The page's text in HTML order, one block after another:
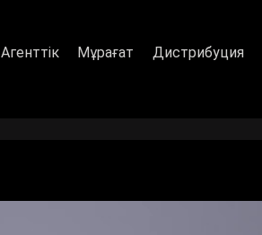
Агенттік Мұрағат Дистрибуция